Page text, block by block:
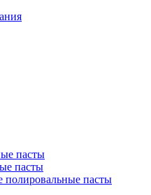
пасты
пасты
пасты